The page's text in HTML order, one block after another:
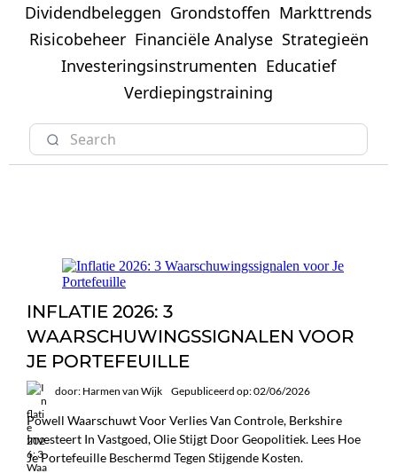
Dividendbeleggen Grondstoffen Markttrends
Risicobeheer Financiële Analyse Strategieën
Investeringsinstrumenten Educatief
Verdiepingstraining
INFLATIE 2026: 3
WAARSCHUWINGSSIGNALEN VOOR
JE PORTEFEUILLE
door: Harmen van Wijk Gepubliceerd op: 02/06/2026
Powell Waarschuwt Voor Verlies Van Controle, Berkshire
Investeert In Vastgoed, Olie Stijgt Door Geopolitiek. Lees Hoe
Je Portefeuille Beschermd Tegen Stijgende Kosten.